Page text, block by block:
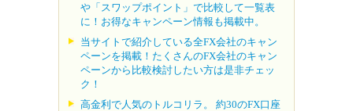
や「スワップポイント」で比較して一覧表
に！お得なキャンペーン情報も掲載中。
当サイトで紹介している全FX会社のキャン
ペーンを掲載！たくさんのFX会社のキャン
ペーンから比較検討したい方は是非チェッ
ク！
高金利で人気のトルコリラ。 約30のFX口座